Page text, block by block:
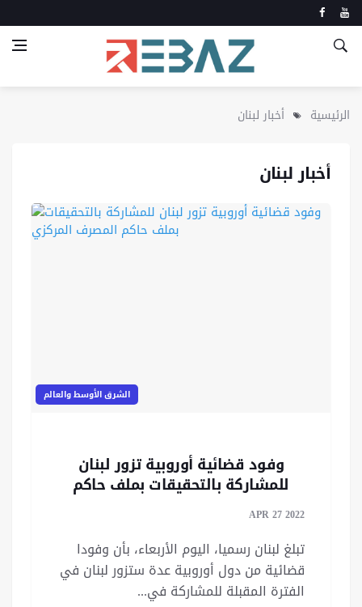
الرئيسية أخبار لبنان
أخبار لبنان
الشرق الأوسط والعالم
وفود قضائية أوروبية تزور لبنان
للمشاركة بالتحقيقات بملف حاكم
APR 27 2022
تبلغ لبنان رسميا، اليوم الأربعاء، بأن وفودا
قضائية من دول أوروبية عدة ستزور لبنان في
الفترة المقبلة للمشاركة في...